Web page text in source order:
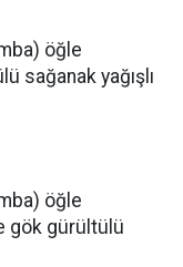
öğle
sağanak yağışlı
öğle
gök gürültülü